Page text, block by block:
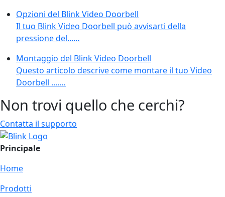
Opzioni del Blink Video Doorbell
Il tuo Blink Video Doorbell può avvisarti della
pressione del...…
Montaggio del Blink Video Doorbell
Questo articolo descrive come montare il tuo Video
Doorbell ....…
Non trovi quello che cerchi?
Contatta il supporto
Principale
Home
Prodotti